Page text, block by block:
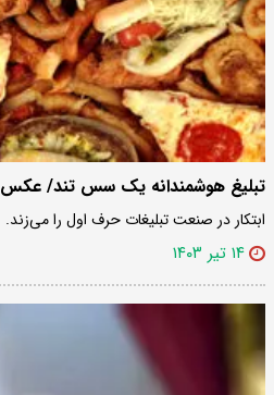
تبلیغ هوشمندانه یک سس تند/ عکس
ابتکار در صنعت تبلیغات حرف اول را می‌زند.
۱۴ تیر ۱۴۰۳